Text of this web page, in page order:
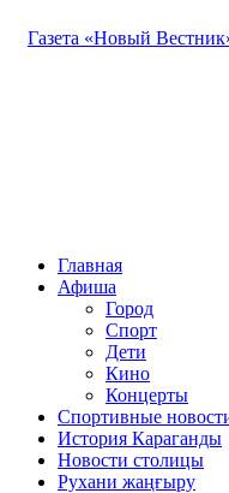
Газета «Новый
Главная
Афиша
Город
Спорт
Дети
Кино
Концерты
Спортивные
История Караганды
Новости столицы
Рухани жаңғыру